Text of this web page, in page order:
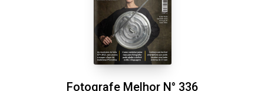
Fotografe Melhor N° 336